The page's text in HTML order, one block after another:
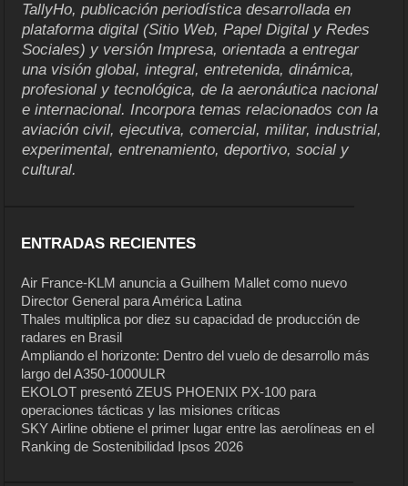
TallyHo, publicación periodística desarrollada en
plataforma digital (Sitio Web, Papel Digital y Redes
Sociales) y versión Impresa, orientada a entregar
una visión global, integral, entretenida, dinámica,
profesional y tecnológica, de la aeronáutica nacional
e internacional. Incorpora temas relacionados con la
aviación civil, ejecutiva, comercial, militar, industrial,
experimental, entrenamiento, deportivo, social y
cultural.
ENTRADAS RECIENTES
Air France-KLM anuncia a Guilhem Mallet como nuevo
Director General para América Latina
Thales multiplica por diez su capacidad de producción de
radares en Brasil
Ampliando el horizonte: Dentro del vuelo de desarrollo más
largo del A350-1000ULR
EKOLOT presentó ZEUS PHOENIX PX-100 para
operaciones tácticas y las misiones críticas
SKY Airline obtiene el primer lugar entre las aerolíneas en el
Ranking de Sostenibilidad Ipsos 2026